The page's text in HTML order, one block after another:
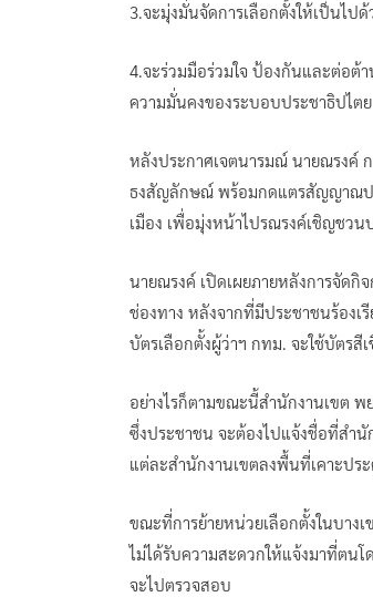
3.จะมุ่งมั่นจัดการเลือกตั้งให้เป็นไป
4.จะร่วมมือร่วมใจ ป้องกันและต่อต้
ความมั่นคงของระบอบประชาธิปไตย
หลังประกาศเจตนารมณ์ นายณรงค์
ธงสัญลักษณ์ พร้อมกดแตรสัญญาณปล่
เมือง เพื่อมุ่งหน้าไปรณรงค์เชิญชว
นายณรงค์ เปิดเผยภายหลังการจัด
ช่องทาง หลังจากที่มีประชาชนร้องเ
บัตรเลือกตั้งผู้ว่าฯ กทม. จะใช้บัตร
อย่างไรก็ตามขณะนี้สำนักงานเขต พ
ซึ่งประชาชน จะต้องไปแจ้งชื่อที่สำ
แต่ละสำนักงานเขตลงพื้นที่เคาะประ
ขณะที่การย้ายหน่วยเลือกตั้งในบาง
ไม่ได้รับความสะดวกให้แจ้งมาที่ตน
จะไปตรวจสอบ